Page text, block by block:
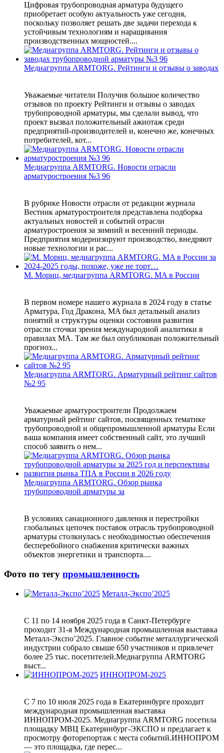
Цифровая трубопроводная арматура будущего
приобретает особую актуальность уже сегодня,
поскольку позволяет решать две задачи перехода к
устойчивым технологиям и наращивания
производственных мощностей....
Медиагруппа ARMTORG. Рейтинги и отзывы о заводах
Уважаемые читатели Получив большое количество
отзывов по проекту Рейтинги и отзывы о заводах
трубопроводной арматуры, мы сделали вывод, что
проект вызвал положительный ажиотаж среди
предприятий-производителей и, конечно же, конечных
потребителей, кот...
Медиагруппа ARMTORG. Новости отрасли
арматуростроения №3 96
В рубрике Новости отрасли от редакции журнала
Вестник арматуростроителя представлена подборка
актуальных новостей и событий отрасли
арматуростроения за зимний и весенний периоды.
Предприятия модернизируют производство, внедряют
новые технологии и рас...
М. Мориц, медиагруппа ARMTORG. MA в России
В первом номере нашего журнала в 2024 году в статье
Арматура, Год Дракона, MA был детальный анализ
понятий и структуры оценки состояния развития
отрасли сточки зрения международной аналитики в
правилах MA. Там же был опубликован положительный
прогноз...
Медиагруппа ARMTORG. Арматурный рейтинг сайтов
№2 95
Уважаемые арматуростроители Продолжаем
арматурный рейтинг сайтов, посвященных тематике
трубопроводной и общепромышленной арматуры Если
ваша компания имеет собственный сайт, это лучший
способ заявить о нем...
Медиагруппа ARMTORG. Обзор рынка
трубопроводной арматуры за
В условиях санационного давления и перестройки
глобальных цепочек поставок отрасль трубопроводной
арматуры столкнулась с необходимостью обеспечения
бесперебойного снабжения критически важных
объектов энергетики и транспорта....
Фото по тегу промышленность
Металл-Экспо’2025
С 11 по 14 ноября 2025 года в Санкт-Петербурге
проходит 31-я Международная промышленная выставка
Металл-Экспо’2025. Главное событие металлургической
индустрии собрало свыше 650 участников и привлечет
более 25 тыс. посетителей.Медиагруппа ARMTORG
выст...
ИННОПРОМ-2025
С 7 по 10 июля 2025 года в Екатеринбурге проходит
международная промышленная выставка
ИННОПРОМ-2025. Медиагруппа ARMTORG посетила
площадку МВЦ Екатеринбург-ЭКСПО и предлагает к
просмотру фоторепортаж с места событий.ИННОПРОМ
— это площадка, где перес...